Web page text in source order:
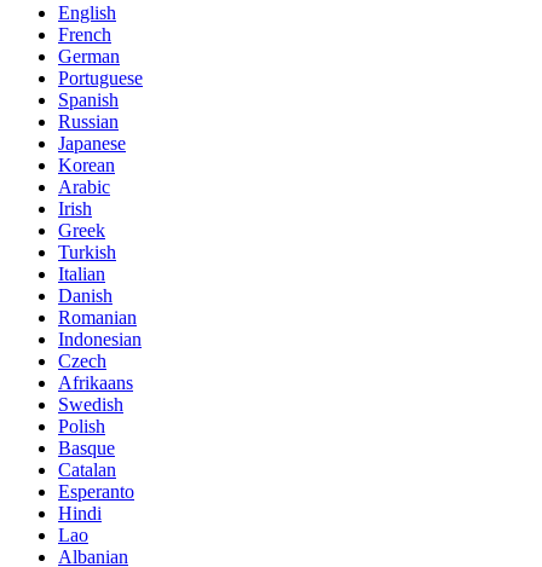
English
French
German
Portuguese
Spanish
Russian
Japanese
Korean
Arabic
Irish
Greek
Turkish
Italian
Danish
Romanian
Indonesian
Czech
Afrikaans
Swedish
Polish
Basque
Catalan
Esperanto
Hindi
Lao
Albanian